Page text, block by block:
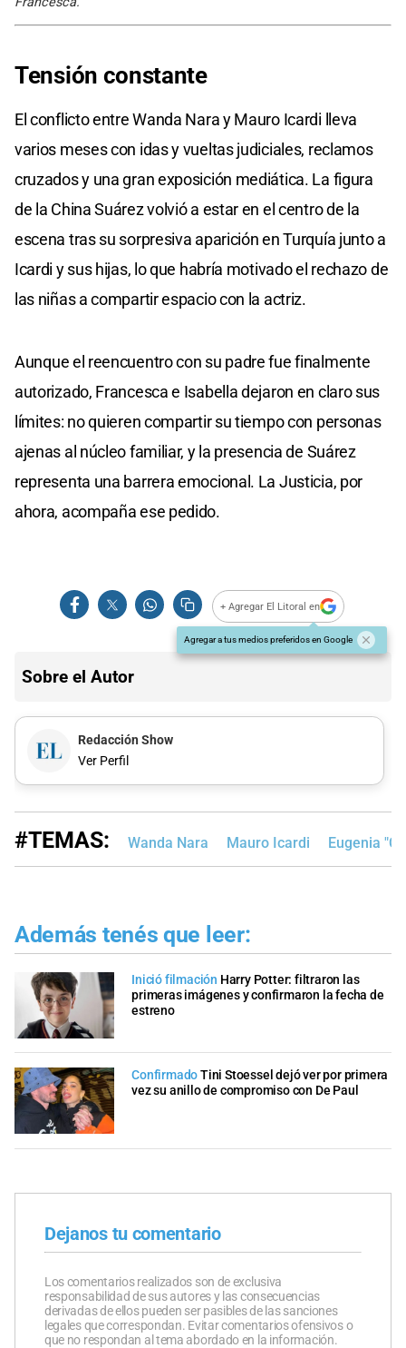
Tensión constante
El conflicto entre Wanda Nara y Mauro Icardi lleva
varios meses con idas y vueltas judiciales, reclamos
cruzados y una gran exposición mediática. La figura
de la China Suárez volvió a estar en el centro de la
escena tras su sorpresiva aparición en Turquía junto a
Icardi y sus hijas, lo que habría motivado el rechazo de
las niñas a compartir espacio con la actriz.
Aunque el reencuentro con su padre fue finalmente
autorizado, Francesca e Isabella dejaron en claro sus
límites: no quieren compartir su tiempo con personas
ajenas al núcleo familiar, y la presencia de Suárez
representa una barrera emocional. La Justicia, por
ahora, acompaña ese pedido.
+ Agregar El Litoral en
Agregar a tus medios preferidos en Google
Sobre el Autor
Redacción Show
Ver Perfil
#TEMAS: Wanda Nara Mauro Icardi Eugenia
Además tenés que leer:
Inició filmación Harry Potter: filtraron las
primeras imágenes y confirmaron la fecha de
estreno
ConfirmadoTini Stoessel dejó ver por primera
vez su anillo de compromiso con De Paul
Dejanos tu comentario
Los comentarios realizados son de exclusiva
responsabilidad de sus autores y las consecuencias
derivadas de ellos pueden ser pasibles de las sanciones
legales que correspondan. Evitar comentarios ofensivos o
que no respondan al tema abordado en la información.